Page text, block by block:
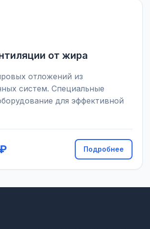
от жира
отложений из
систем. Специальные
для эффективной
Подробнее